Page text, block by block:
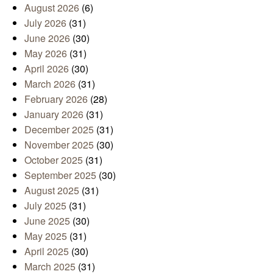
August 2026 (6)
July 2026 (31)
June 2026 (30)
May 2026 (31)
April 2026 (30)
March 2026 (31)
February 2026 (28)
January 2026 (31)
December 2025 (31)
November 2025 (30)
October 2025 (31)
September 2025 (30)
August 2025 (31)
July 2025 (31)
June 2025 (30)
May 2025 (31)
April 2025 (30)
March 2025 (31)